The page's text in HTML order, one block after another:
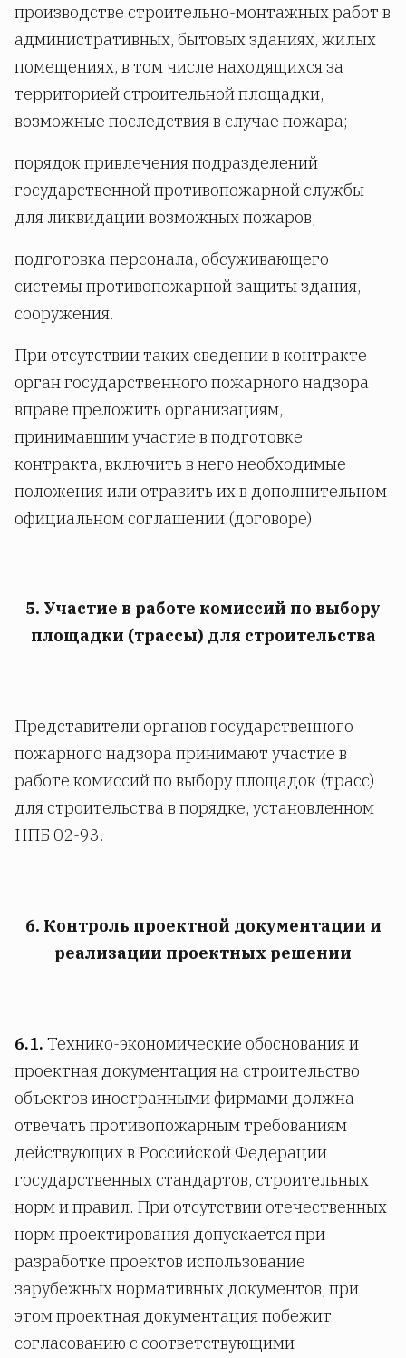
производстве строительно-монтажных работ в
административных, бытовых зданиях, жилых
помещениях, в том числе находящихся за
территорией строительной площадки,
возможные последствия в случае пожара;
порядок привлечения подразделений
государственной противопожарной службы
для ликвидации возможных пожаров;
подготовка персонала, обсуживающего
системы противопожарной защиты здания,
сооружения.
При отсутствии таких сведении в контракте
орган государственного пожарного надзора
вправе преложить организациям,
принимавшим участие в подготовке
контракта, включить в него необходимые
положения или отразить их в дополнительном
официальном соглашении (договоре).
5. Участие в работе комиссий по выбору
площадки (трассы) для строительства
Представители органов государственного
пожарного надзора принимают участие в
работе комиссий по выбору площадок (трасс)
для строительства в порядке, установленном
НПБ 02-93.
6. Контроль проектной документации и
реализации проектных решении
6.1. Технико-экономические обоснования и
проектная документация на строительство
объектов иностранными фирмами должна
отвечать противопожарным требованиям
действующих в Российской Федерации
государственных стандартов, строительных
норм и правил. При отсутствии отечественных
норм проектирования допускается при
разработке проектов использование
зарубежных нормативных документов, при
этом проектная документация побежит
согласованию с соответствующими